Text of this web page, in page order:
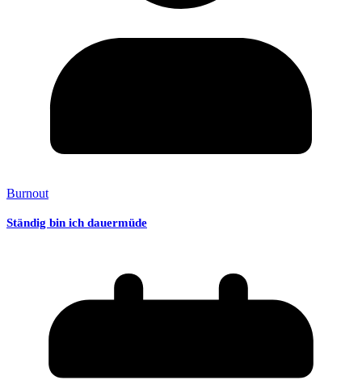
Burnout
Ständig bin ich dauermüde